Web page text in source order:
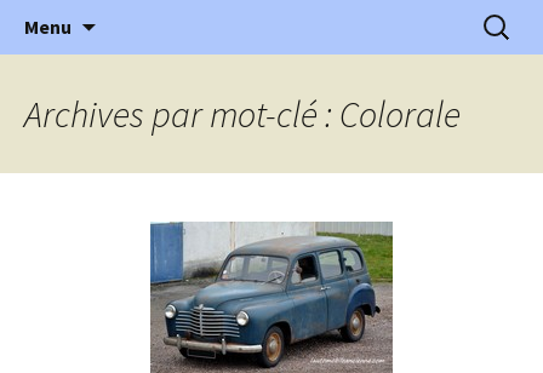
l'Automobile Ancienne
l'automobile ancienne : articles, historiques
…
Menu
Archives par mot-clé : Colorale